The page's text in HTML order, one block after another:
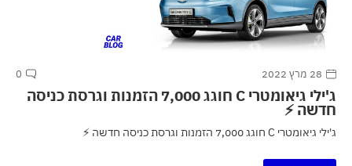
28 מרץ 2022 0
ג'ילי גיאומטרי C חוגג 7,000 הזמנות וגרסת כניסה
חדשה ⚡
ג'ילי גיאומטרי C חוגג 7,000 הזמנות וגרסת כניסה חדשה ⚡